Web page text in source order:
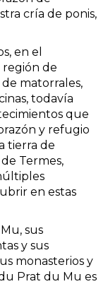
cría de ponis,
en el
de
matorrales,
todavía
que
y refugio
tierra de
Termes,
en estas
sus
y sus
monasterios y
Prat du Mu es